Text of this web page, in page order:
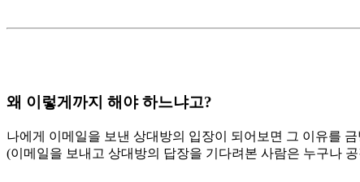
왜 이렇게까지 해야 하느냐고?
나에게 이메일을 보낸 상대방의 입장이 되어보면 그 이유를
(이메일을 보내고 상대방의 답장을 기다려본 사람은 누구나